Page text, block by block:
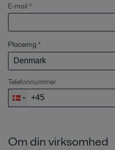
E-mail *
Placering *
Telefonnummer
Om din virksomhed